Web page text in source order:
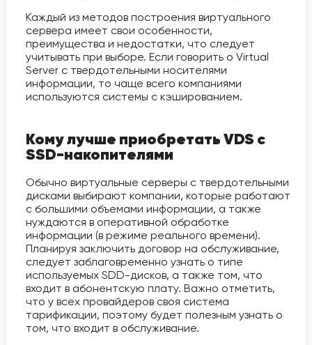
Каждый из методов построения виртуального
сервера имеет свои особенности,
преимущества и недостатки, что следует
учитывать при выборе. Если говорить о Virtual
Server с твердотельными носителями
информации, то чаще всего компаниями
используются системы с кэшированием.
Кому лучше приобретать VDS с
SSD-накопителями
Обычно виртуальные серверы с твердотельными
дисками выбирают компании, которые работают
с большими объемами информации, а также
нуждаются в оперативной обработке
информации (в режиме реального времени).
Планируя заключить договор на обслуживание,
следует заблаговременно узнать о типе
используемых SDD-дисков, а также том, что
входит в абонентскую плату. Важно отметить,
что у всех провайдеров своя система
тарификации, поэтому будет полезным узнать о
том, что входит в обслуживание.